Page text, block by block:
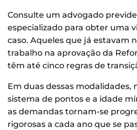
Consulte um advogado
especializado para obter uma
caso. Aqueles que já estavam
trabalho na aprovação da
têm até cinco regras de
Em duas dessas
sistema de pontos e a idade
as demandas tornam-se
rigorosas a cada ano que se